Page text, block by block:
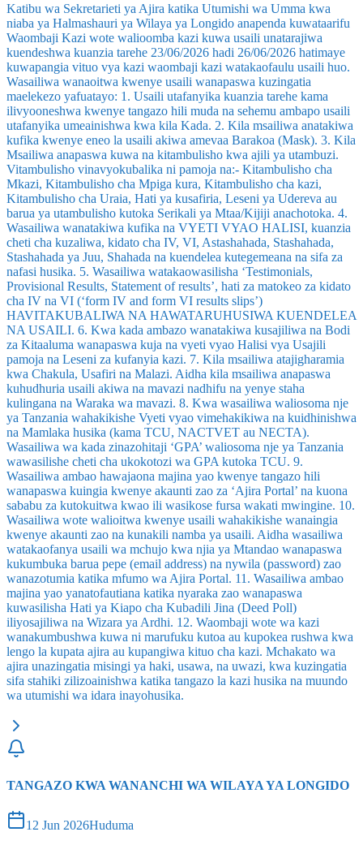
Katibu wa Sekretarieti ya Ajira katika Utumishi wa Umma kwa
niaba ya Halmashauri ya Wilaya ya Longido anapenda kuwataarifu
Waombaji Kazi wote walioomba kazi kuwa usaili unatarajiwa
kuendeshwa kuanzia tarehe 23/06/2026 hadi 26/06/2026 hatimaye
kuwapangia vituo vya kazi waombaji kazi watakaofaulu usaili huo.
Wasailiwa wanaoitwa kwenye usaili wanapaswa kuzingatia
maelekezo yafuatayo: 1. Usaili utafanyika kuanzia tarehe kama
ilivyooneshwa kwenye tangazo hili muda na sehemu ambapo usaili
utafanyika umeainishwa kwa kila Kada. 2. Kila msailiwa anatakiwa
kufika kwenye eneo la usaili akiwa amevaa Barakoa (Mask). 3. Kila
Msailiwa anapaswa kuwa na kitambulisho kwa ajili ya utambuzi.
Vitambulisho vinavyokubalika ni pamoja na:- Kitambulisho cha
Mkazi, Kitambulisho cha Mpiga kura, Kitambulisho cha kazi,
Kitambulisho cha Uraia, Hati ya kusafiria, Leseni ya Udereva au
barua ya utambulisho kutoka Serikali ya Mtaa/Kijiji anachotoka. 4.
Wasailiwa wanatakiwa kufika na VYETI VYAO HALISI, kuanzia
cheti cha kuzaliwa, kidato cha IV, VI, Astashahada, Stashahada,
Stashahada ya Juu, Shahada na kuendelea kutegemeana na sifa za
nafasi husika. 5. Wasailiwa watakaowasilisha ‘Testimonials,
Provisional Results, Statement of results’, hati za matokeo za kidato
cha IV na VI (‘form IV and form VI results slips’)
HAVITAKUBALIWA NA HAWATARUHUSIWA KUENDELEA
NA USAILI. 6. Kwa kada ambazo wanatakiwa kusajiliwa na Bodi
za Kitaaluma wanapaswa kuja na vyeti vyao Halisi vya Usajili
pamoja na Leseni za kufanyia kazi. 7. Kila msailiwa atajigharamia
kwa Chakula, Usafiri na Malazi. Aidha kila msailiwa anapaswa
kuhudhuria usaili akiwa na mavazi nadhifu na yenye staha
kulingana na Waraka wa mavazi. 8. Kwa wasailiwa waliosoma nje
ya Tanzania wahakikishe Vyeti vyao vimehakikiwa na kuidhinishwa
na Mamlaka husika (kama TCU, NACTVET au NECTA).
Wasailiwa wa kada zinazohitaji ‘GPA’ waliosoma nje ya Tanzania
wawasilishe cheti cha ukokotozi wa GPA kutoka TCU. 9.
Wasailiwa ambao hawajaona majina yao kwenye tangazo hili
wanapaswa kuingia kwenye akaunti zao za ‘Ajira Portal’ na kuona
sababu za kutokuitwa kwao ili wasikose fursa wakati mwingine. 10.
Wasailiwa wote walioitwa kwenye usaili wahakikishe wanaingia
kwenye akaunti zao na kunakili namba ya usaili. Aidha wasailiwa
watakaofanya usaili wa mchujo kwa njia ya Mtandao wanapaswa
kukumbuka barua pepe (email address) na nywila (password) zao
wanazotumia katika mfumo wa Ajira Portal. 11. Wasailiwa ambao
majina yao yanatofautiana katika nyaraka zao wanapaswa
kuwasilisha Hati ya Kiapo cha Kubadili Jina (Deed Poll)
iliyosajiliwa na Wizara ya Ardhi. 12. Waombaji wote wa kazi
wanakumbushwa kuwa ni marufuku kutoa au kupokea rushwa kwa
lengo la kupata ajira au kupangiwa kituo cha kazi. Mchakato wa
ajira unazingatia misingi ya haki, usawa, na uwazi, kwa kuzingatia
sifa stahiki zilizoainishwa katika tangazo la kazi husika na muundo
wa utumishi wa idara inayohusika.
TANGAZO KWA WANANCHI WA WILAYA YA LONGIDO
12 Jun 2026Huduma